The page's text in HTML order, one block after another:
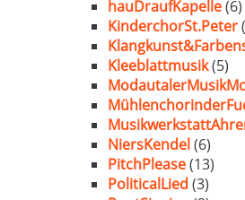
hauDraufKapelle(6)
KinderchorSt.Peter
Kleeblattmusik(5)
NiersKendel(6)
PitchPlease(13)
PoliticalLied (3)